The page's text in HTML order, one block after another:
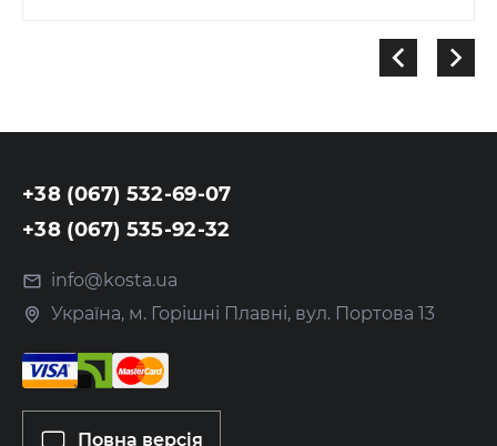
+38 (067) 532-69-07
+38 (067) 535-92-32
info@kosta.ua
Україна, м. Горішні Плавні, вул. Портова 13
Повна версія